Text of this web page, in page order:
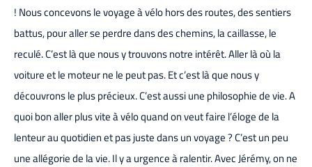
! Nous concevons le voyage à vélo hors des routes, des sentiers
battus, pour aller se perdre dans des chemins, la caillasse, le
reculé. C’est là que nous y trouvons notre intérêt. Aller là où la
voiture et le moteur ne le peut pas. Et c’est là que nous y
découvrons le plus précieux. C’est aussi une philosophie de vie. A
quoi bon aller plus vite à vélo quand on veut faire l’éloge de la
lenteur au quotidien et pas juste dans un voyage ? C’est un peu
une allégorie de la vie. Il y a urgence à ralentir. Avec Jérémy, on ne